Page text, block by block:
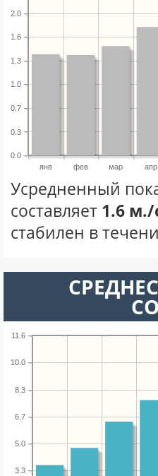
янв фев мар апр
0.0
0.3
0.7
1.0
1.3
1.6
2.0
Усредненный
составляет 1.6 м./
стабилен в
3.3
5.0
6.7
8.3
10.0
11.6